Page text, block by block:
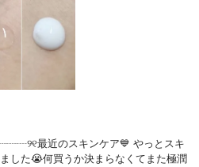
近のスキンケア💙 やっとスキ
した😭何買うか決まらなくてまた極潤